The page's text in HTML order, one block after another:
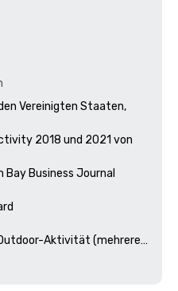
Vereinigten Staaten,
2018 und 2021 von
Business Journal
Aktivität (mehrere